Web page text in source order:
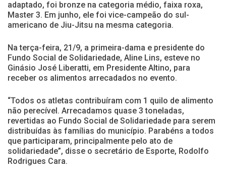
adaptado, foi bronze na categoria médio, faixa roxa,
Master 3. Em junho, ele foi vice-campeão do sul-
americano de Jiu-Jitsu na mesma categoria.
Na terça-feira, 21/9, a primeira-dama e presidente do
Fundo Social de Solidariedade, Aline Lins, esteve no
Ginásio José Liberatti, em Presidente Altino, para
receber os alimentos arrecadados no evento.
“Todos os atletas contribuíram com 1 quilo de alimento
não perecível. Arrecadamos quase 3 toneladas,
revertidas ao Fundo Social de Solidariedade para serem
distribuídas às famílias do município. Parabéns a todos
que participaram, principalmente pelo ato de
solidariedade”, disse o secretário de Esporte, Rodolfo
Rodrigues Cara.